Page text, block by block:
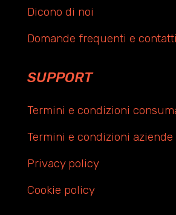
Dicono di noi
Domande frequenti e contatti
SUPPORT
Termini e condizioni
Termini e condizioni aziende
Privacy policy
Cookie policy